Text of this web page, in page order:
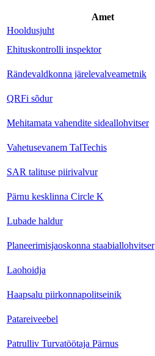
Amet
Hooldusjuht
Ehituskontrolli inspektor
Rändevaldkonna järelevalveametnik
QRFi sõdur
Mehitamata vahendite sideallohvitser
Vahetusevanem TalTechis
SAR talituse piirivalvur
Pärnu kesklinna Circle K
Lubade haldur
Planeerimisjaoskonna staabiallohvitser
Laohoidja
Haapsalu piirkonnapolitseinik
Patareiveebel
Patrulliv Turvatöötaja Pärnus